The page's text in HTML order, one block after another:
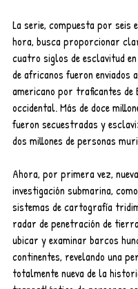
La serie, compuesta por seis
hora, busca proporcionar
cuatro siglos de esclavitud
de africanos fueron enviados
americano por traficantes de
occidental. Más de doce
fueron secuestradas y
dos millones de personas
Ahora, por primera vez,
investigación submarina,
sistemas de cartografía
radar de penetración de
ubicar y examinar barcos
continentes, revelando una
totalmente nueva de la